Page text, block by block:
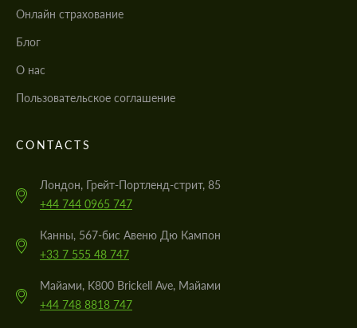
Онлайн страхование
Блог
О нас
Пользовательское соглашение
CONTACTS
Лондон, Грейт-Портленд-стрит, 85
+44 744 0965 747
Канны, 567-бис Авеню Дю Кампон
+33 7 555 48 747
Майами, K800 Brickell Ave, Майами
+44 748 8818 747